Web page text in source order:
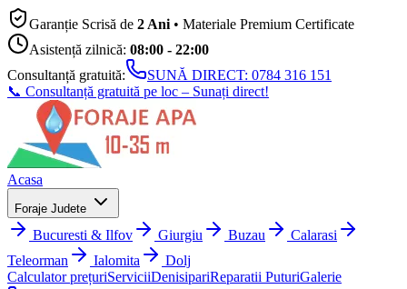
Garanție Scrisă de 2 Ani • Materiale Premium Certificate
Asistență zilnică: 08:00 - 22:00
Consultanță gratuită:
SUNĂ DIRECT: 0784 316 151
📞 Consultanță gratuită pe loc – Sunați direct!
Acasa
Foraje Judete
Bucuresti & Ilfov Giurgiu Buzau
Calarasi
Teleorman
Ialomita
Dolj
Calculator prețuriServiciiDenisipariReparatii PuturiGalerie